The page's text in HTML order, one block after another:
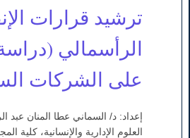
ترشيد قرارات
الرأسمالي
على الشركات
إعداد: د/ السماني عطا المنان عبد
العلوم الإدارية والإنسانية، كلية